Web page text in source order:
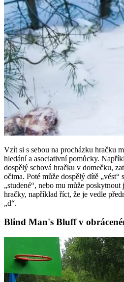
Vzít si s sebou na procházku hračku
hledání a asociativní pomůcky.
dospělý schová hračku v domečku,
očima. Poté může dospělý dítě „vést“
„studené“, nebo mu může
hračky, například říct, že je vedle
„d“.
Blind Man's Bluff v